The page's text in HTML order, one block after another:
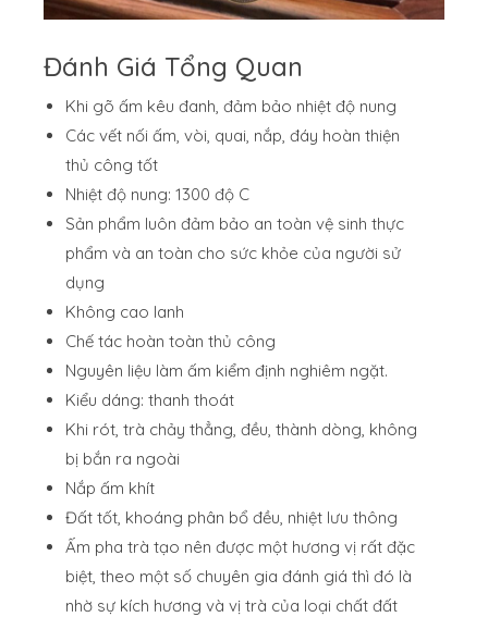
Đánh Giá Tổng Quan
Khi gõ ấm kêu đanh, đảm bảo nhiệt độ nung
Các vết nối ấm, vòi, quai, nắp, đáy hoàn thiện
thủ công tốt
Nhiệt độ nung: 1300 độ C
Sản phẩm luôn đảm bảo an toàn vệ sinh thực
phẩm và an toàn cho sức khỏe của người sử
dụng
Không cao lanh
Chế tác hoàn toàn thủ công
Nguyên liệu làm ấm kiểm định nghiêm ngặt.
Kiểu dáng: thanh thoát
Khi rót, trà chảy thẳng, đều, thành dòng, không
bị bắn ra ngoài
Nắp ấm khít
Đất tốt, khoáng phân bổ đều, nhiệt lưu thông
Ấm pha trà tạo nên được một hương vị rất đặc
biệt, theo một số chuyên gia đánh giá thì đó là
nhờ sự kích hương và vị trà của loại chất đất